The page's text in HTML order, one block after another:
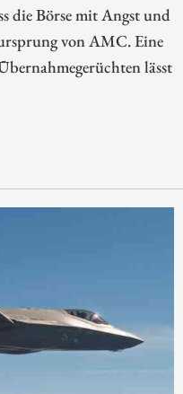
die Börse mit Angst und
von AMC. Eine
lässt